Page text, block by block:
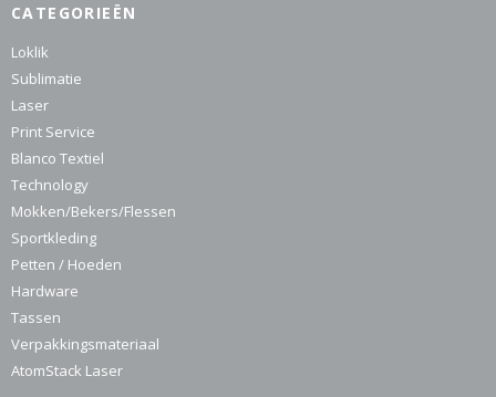
CATEGORIEËN
Loklik
Sublimatie
Laser
Print Service
Blanco Textiel
Technology
Mokken/Bekers/Flessen
Sportkleding
Petten / Hoeden
Hardware
Tassen
Verpakkingsmateriaal
AtomStack Laser